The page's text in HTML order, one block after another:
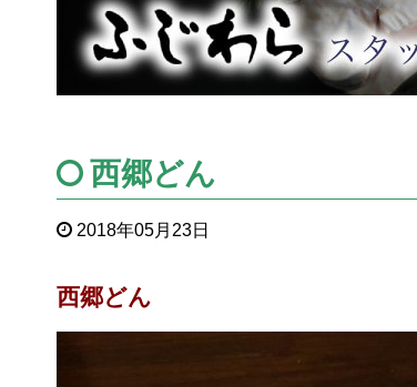
西郷どん
2018年05月23日
西郷どん